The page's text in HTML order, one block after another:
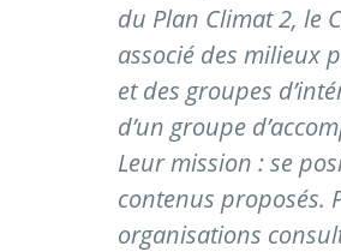
du Plan Climat 2, le
associé des milieux
et des groupes
d’un groupe
Leur mission : se
contenus proposés.
organisations